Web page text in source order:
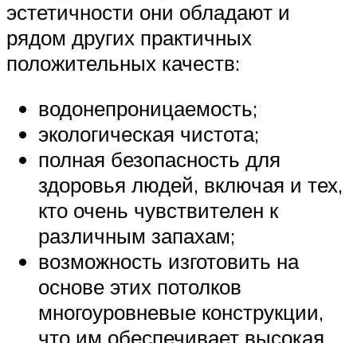
эстетичности они обладают и
рядом других практичных
положительных качеств:
водонепроницаемость;
экологическая чистота;
полная безопасность для
здоровья людей, включая и тех,
кто очень чувствителен к
различным запахам;
возможность изготовить на
основе этих потолков
многоуровневые конструкции,
что им обеспечивает высокая